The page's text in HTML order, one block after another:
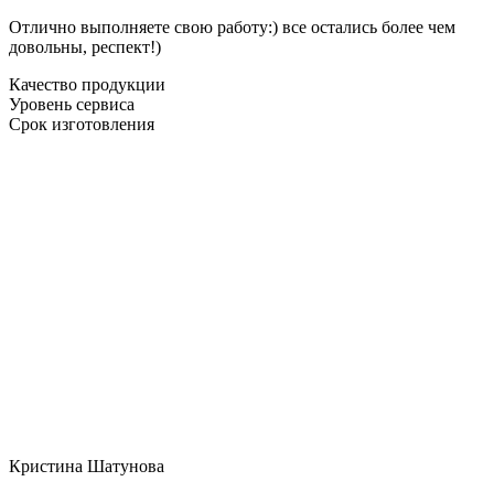
Отлично выполняете свою работу:) все остались более чем
довольны, респект!)
Качество продукции
Уровень сервиса
Срок изготовления
Кристина Шатунова